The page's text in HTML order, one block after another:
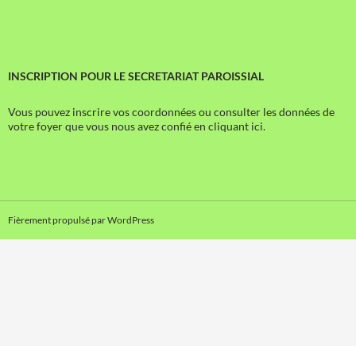
INSCRIPTION POUR LE SECRETARIAT PAROISSIAL
Vous pouvez inscrire vos coordonnées ou consulter les données de
votre foyer que vous nous avez confié en cliquant ici.
Fièrement propulsé par WordPress